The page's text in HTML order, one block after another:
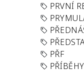
PRVNÍ
PŘF
PŘÍBĚHY